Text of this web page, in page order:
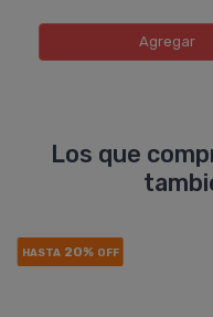
Agregar
Los que
HASTA20% OFF